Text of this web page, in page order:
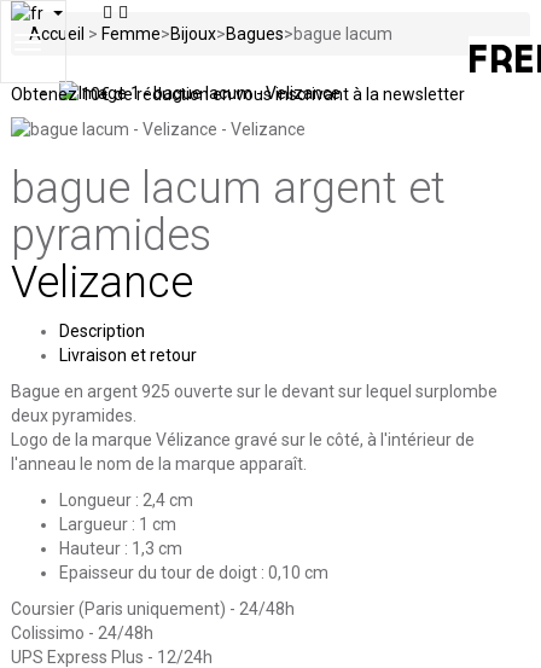
Toggle
Obtenez10€ de réduction en vous inscrivant à la newsletter
Accueil > Femme>Bijoux>Bagues>bague lacum
bague lacum argent et
pyramides
Velizance
Description
Livraison et retour
Bague en argent 925 ouverte sur le devant sur lequel surplombe
deux pyramides.
Logo de la marque Vélizance gravé sur le côté, à l'intérieur de
l'anneau le nom de la marque apparaît.
Longueur : 2,4 cm
Largueur : 1 cm
Hauteur : 1,3 cm
Epaisseur du tour de doigt : 0,10 cm
Coursier (Paris uniquement) - 24/48h
Colissimo - 24/48h
UPS Express Plus - 12/24h